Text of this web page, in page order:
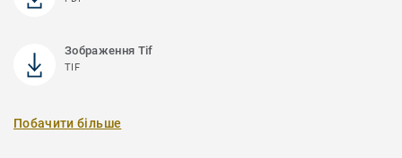
Зображення Tif
TIF
Побачити більше